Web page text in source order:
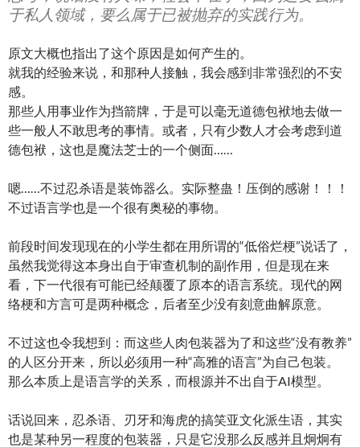
于私人领域，要么属于已被抛弃的实践行为。
原文大概也指出了这个原因是如何产生的。
就我的经验来说，和那种人接触，我会感到非常强烈的不安
感。
那些人用事业作为挡箭牌，于是可以毫无道德包袱地去做一
些一般人不敢思考的事情。或者，只有少数人才会考虑到道
德包袱，这也是魔法芝士的一个侧面……
嗯……不过忍杀语是装饰器么。实际整蛊！压倒的感谢！！！
不过语言学也是一个很有奥秘的事物。
前段时间发现现在的小学生都在用所谓的“低俗烂梗”说话了，
虽然我觉得这本身出自于审查机制的副作用，但是现在来
看，下一代很有可能已经颠覆了原本的语言系统。现代的网
络梗和方言可是两种概念，后者至少没有刻意曲解原意。
不过这也令我想到：而这些人肉包装器为了和这些“没有教养”
的人区分开来，所以必须用一种“高雅的语言”为自己包装。
那么本质上是语言学的关系，而根源并不出自于AI模型。
话说回来，忍杀语、刃牙和海虎的搞笑亚文化派生语，其实
也是某种另一程度的包装器，只是它没那么反感并且炯炯有